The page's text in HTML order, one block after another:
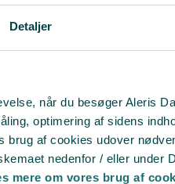
Detaljer
når du besøger Aleris
optimering af sidens
brug af cookies udover
nedenfor / eller under
mere om vores brug af
Løbende efteruddannelse